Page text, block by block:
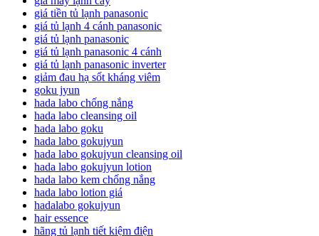
giá tiền tủ lạnh panasonic
giá tủ lạnh 4 cánh panasonic
giá tủ lạnh panasonic
giá tủ lạnh panasonic 4 cánh
giá tủ lạnh panasonic inverter
giảm đau hạ sốt kháng viêm
goku jyun
hada labo chống nắng
hada labo cleansing oil
hada labo goku
hada labo gokujyun
hada labo gokujyun cleansing oil
hada labo gokujyun lotion
hada labo kem chống nắng
hada labo lotion giá
hadalabo gokujyun
hair essence
hãng tủ lạnh tiết kiệm điện